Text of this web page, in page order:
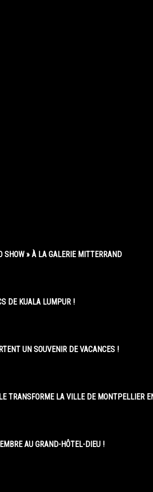
SHOW » À LA GALERIE MITTERRAND
DE KUALA LUMPUR !
UN SOUVENIR DE VACANCES !
TRANSFORME LA VILLE DE MONTPELLIER
AU GRAND-HÔTEL-DIEU !